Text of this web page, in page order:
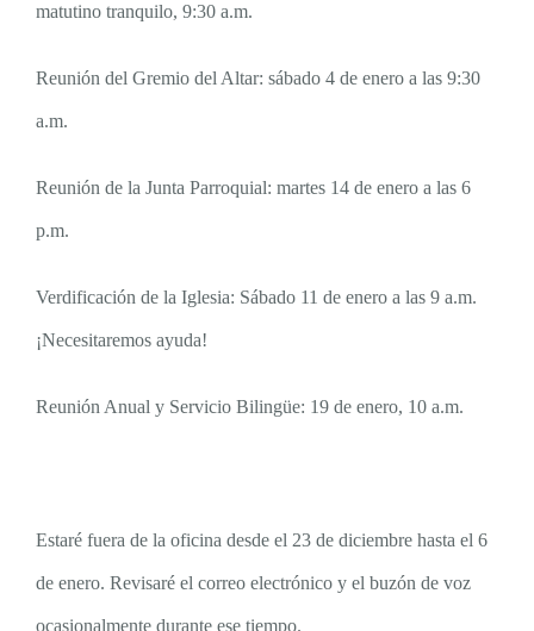
matutino tranquilo, 9:30 a.m.
Reunión del Gremio del Altar: sábado 4 de enero a las 9:30
a.m.
Reunión de la Junta Parroquial: martes 14 de enero a las 6
p.m.
Verdificación de la Iglesia: Sábado 11 de enero a las 9 a.m.
¡Necesitaremos ayuda!
Reunión Anual y Servicio Bilingüe: 19 de enero, 10 a.m.
Estaré fuera de la oficina desde el 23 de diciembre hasta el 6
de enero. Revisaré el correo electrónico y el buzón de voz
ocasionalmente durante ese tiempo.